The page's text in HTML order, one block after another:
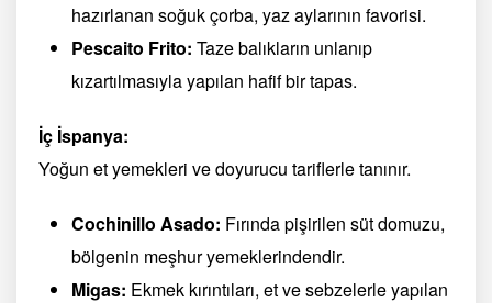
hazırlanan soğuk çorba, yaz aylarının favorisi.
Pescaito Frito: Taze balıkların unlanıp
kızartılmasıyla yapılan hafif bir tapas.
İç İspanya:
Yoğun et yemekleri ve doyurucu tariflerle tanınır.
Cochinillo Asado: Fırında pişirilen süt domuzu,
bölgenin meşhur yemeklerindendir.
Migas: Ekmek kırıntıları, et ve sebzelerle yapılan